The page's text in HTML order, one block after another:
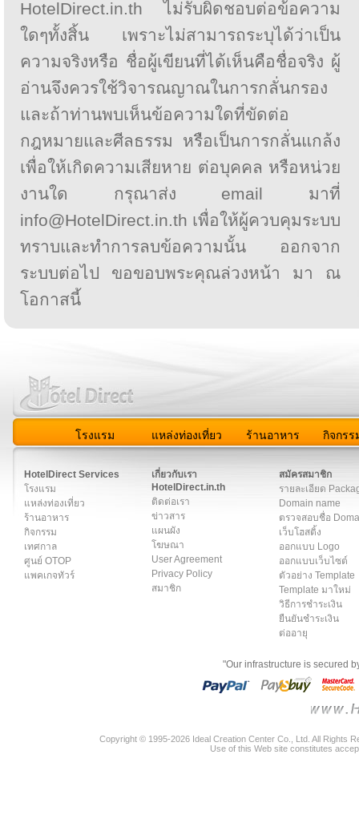
HotelDirect.in.th ไม่รับผิดชอบต่อข้อความ
ใดๆทั้งสิ้น เพราะไม่สามารถระบุได้ว่าเป็น
ความจริงหรือ ชื่อผู้เขียนที่ได้เห็นคือชื่อจริง ผู้
อ่านจึงควรใช้วิจารณญาณในการกลั่นกรอง
และถ้าท่านพบเห็นข้อความใดที่ขัดต่อ
กฎหมายและศีลธรรม หรือเป็นการกลั่นแกล้ง
เพื่อให้เกิดความเสียหาย ต่อบุคคล หรือหน่วย
งานใด กรุณาส่ง email มาที่
info@HotelDirect.in.th เพื่อให้ผู้ควบคุมระบบ
ทราบและทำการลบข้อความนั้น ออกจาก
ระบบต่อไป ขอขอบพระคุณล่วงหน้า มา ณ
โอกาสนี้
โรงแรม แหล่งท่องเที่ยว ร้านอาหาร กิจกรร
HotelDirect Services
โรงแรม
แหล่งท่องเที่ยว
ร้านอาหาร
กิจกรรม
เทศกาล
ศูนย์ OTOP
แพคเกจทัวร์
เกี่ยวกับเรา
HotelDirect.in.th
ติดต่อเรา
ข่าวสาร
แผนผัง
โฆษณา
User Agreement
Privacy Policy
สมาชิก
สมัครสมาชิก
รายละเอียด
Domain name
ตรวจสอบชื่อ
เว็บโฮสติ้ง
ออกแบบ Logo
ออกแบบเว็บไซต์
ตัวอย่าง Template
Template มาใหม่
วิธีการชำระเงิน
ยืนยันชำระเงิน
ต่ออายุ
"Our infrastructure is secured
Copyright © 1995-2026 Ideal Creation Center Co., Ltd. All Rights
Use of this Web site constitutes